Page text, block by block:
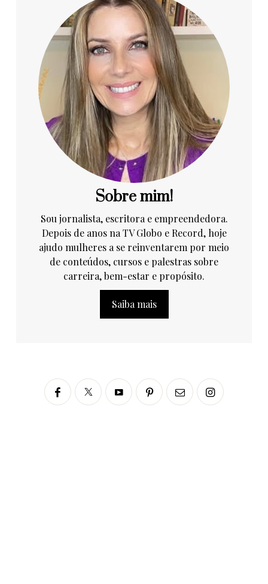
Sobre mim!
Sou jornalista, escritora e empreendedora.
Depois de anos na TV Globo e Record, hoje
ajudo mulheres a se reinventarem por meio
de conteúdos, cursos e palestras sobre
carreira, bem-estar e propósito.
Saiba mais